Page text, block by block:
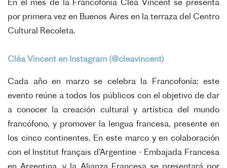
En el mes de la Francofonía Cléa Vincent se presenta
por primera vez en Buenos Aires en la terraza del Centro
Cultural Recoleta.
Cléa Vincent en Instagram (@cleavincent)
Cada año en marzo se celebra la Francofonía: este
evento reúne a todos los públicos con el objetivo de dar
a conocer la creación cultural y artística del mundo
francófono, y promover la lengua francesa, presente en
los cinco continentes. En este marco y en colaboración
con el Institut français d’Argentine - Embajada Francesa